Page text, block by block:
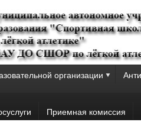
организации
Приемная комиссия